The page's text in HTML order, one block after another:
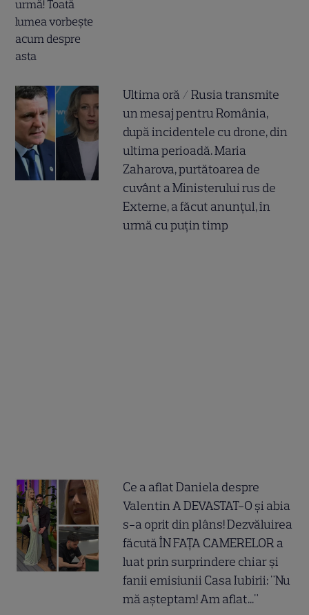
Ultima oră / Rusia transmite
un mesaj pentru România,
după incidentele cu drone, din
ultima perioadă. Maria
Zaharova, purtătoarea de
cuvânt a Ministerului rus de
Externe, a făcut anunțul, în
urmă cu puțin timp
Ce a aflat Daniela despre
Valentin A DEVASTAT-O și abia
s-a oprit din plâns! Dezvăluirea
făcută ÎN FAȚA CAMERELOR a
luat prin surprindere chiar și
fanii emisiunii Casa Iubirii: "Nu
mă așteptam! Am aflat..."